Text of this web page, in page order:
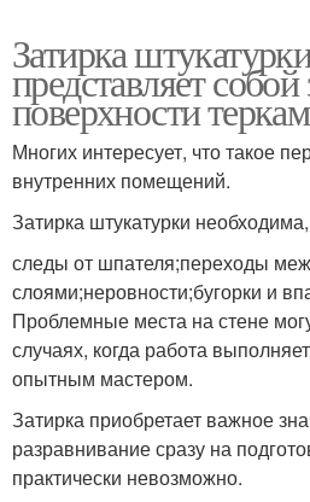
Затирка
представляет собой
поверхности
Многих интересует, что такое
внутренних помещений.
Затирка штукатурки
следы от шпателя;переходы
слоями;неровности;бугорки и
Проблемные места на стене
случаях, когда работа
опытным мастером.
Затирка приобретает важное
разравнивание сразу на
практически невозможно.